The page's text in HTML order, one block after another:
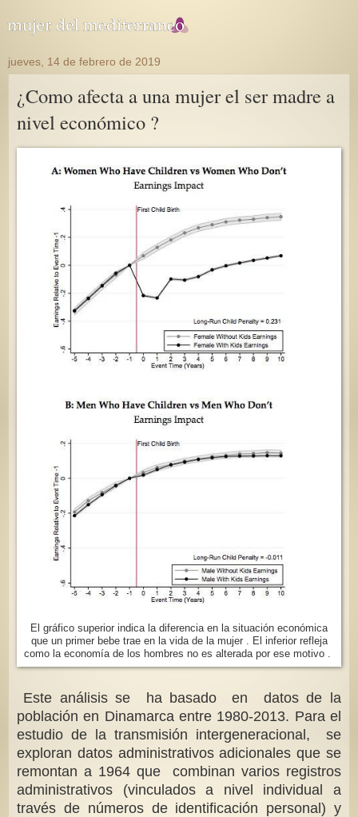
jueves, 14 de febrero de 2019
¿Como afecta a una mujer el ser madre a
nivel económico ?
El gráfico superior indica la diferencia en la situación económica
que un primer bebe trae en la vida de la mujer . El inferior refleja
como la economía de los hombres no es alterada por ese motivo .
Este análisis se ha basado en datos de la
población en Dinamarca entre 1980-2013. Para el
estudio de la transmisión intergeneracional, se
exploran datos administrativos adicionales que se
remontan a 1964 que combinan varios registros
administrativos (vinculados a nivel individual a
través de números de identificación personal) y